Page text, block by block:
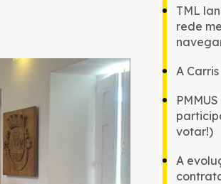
TML
rede
A
votar!)
A